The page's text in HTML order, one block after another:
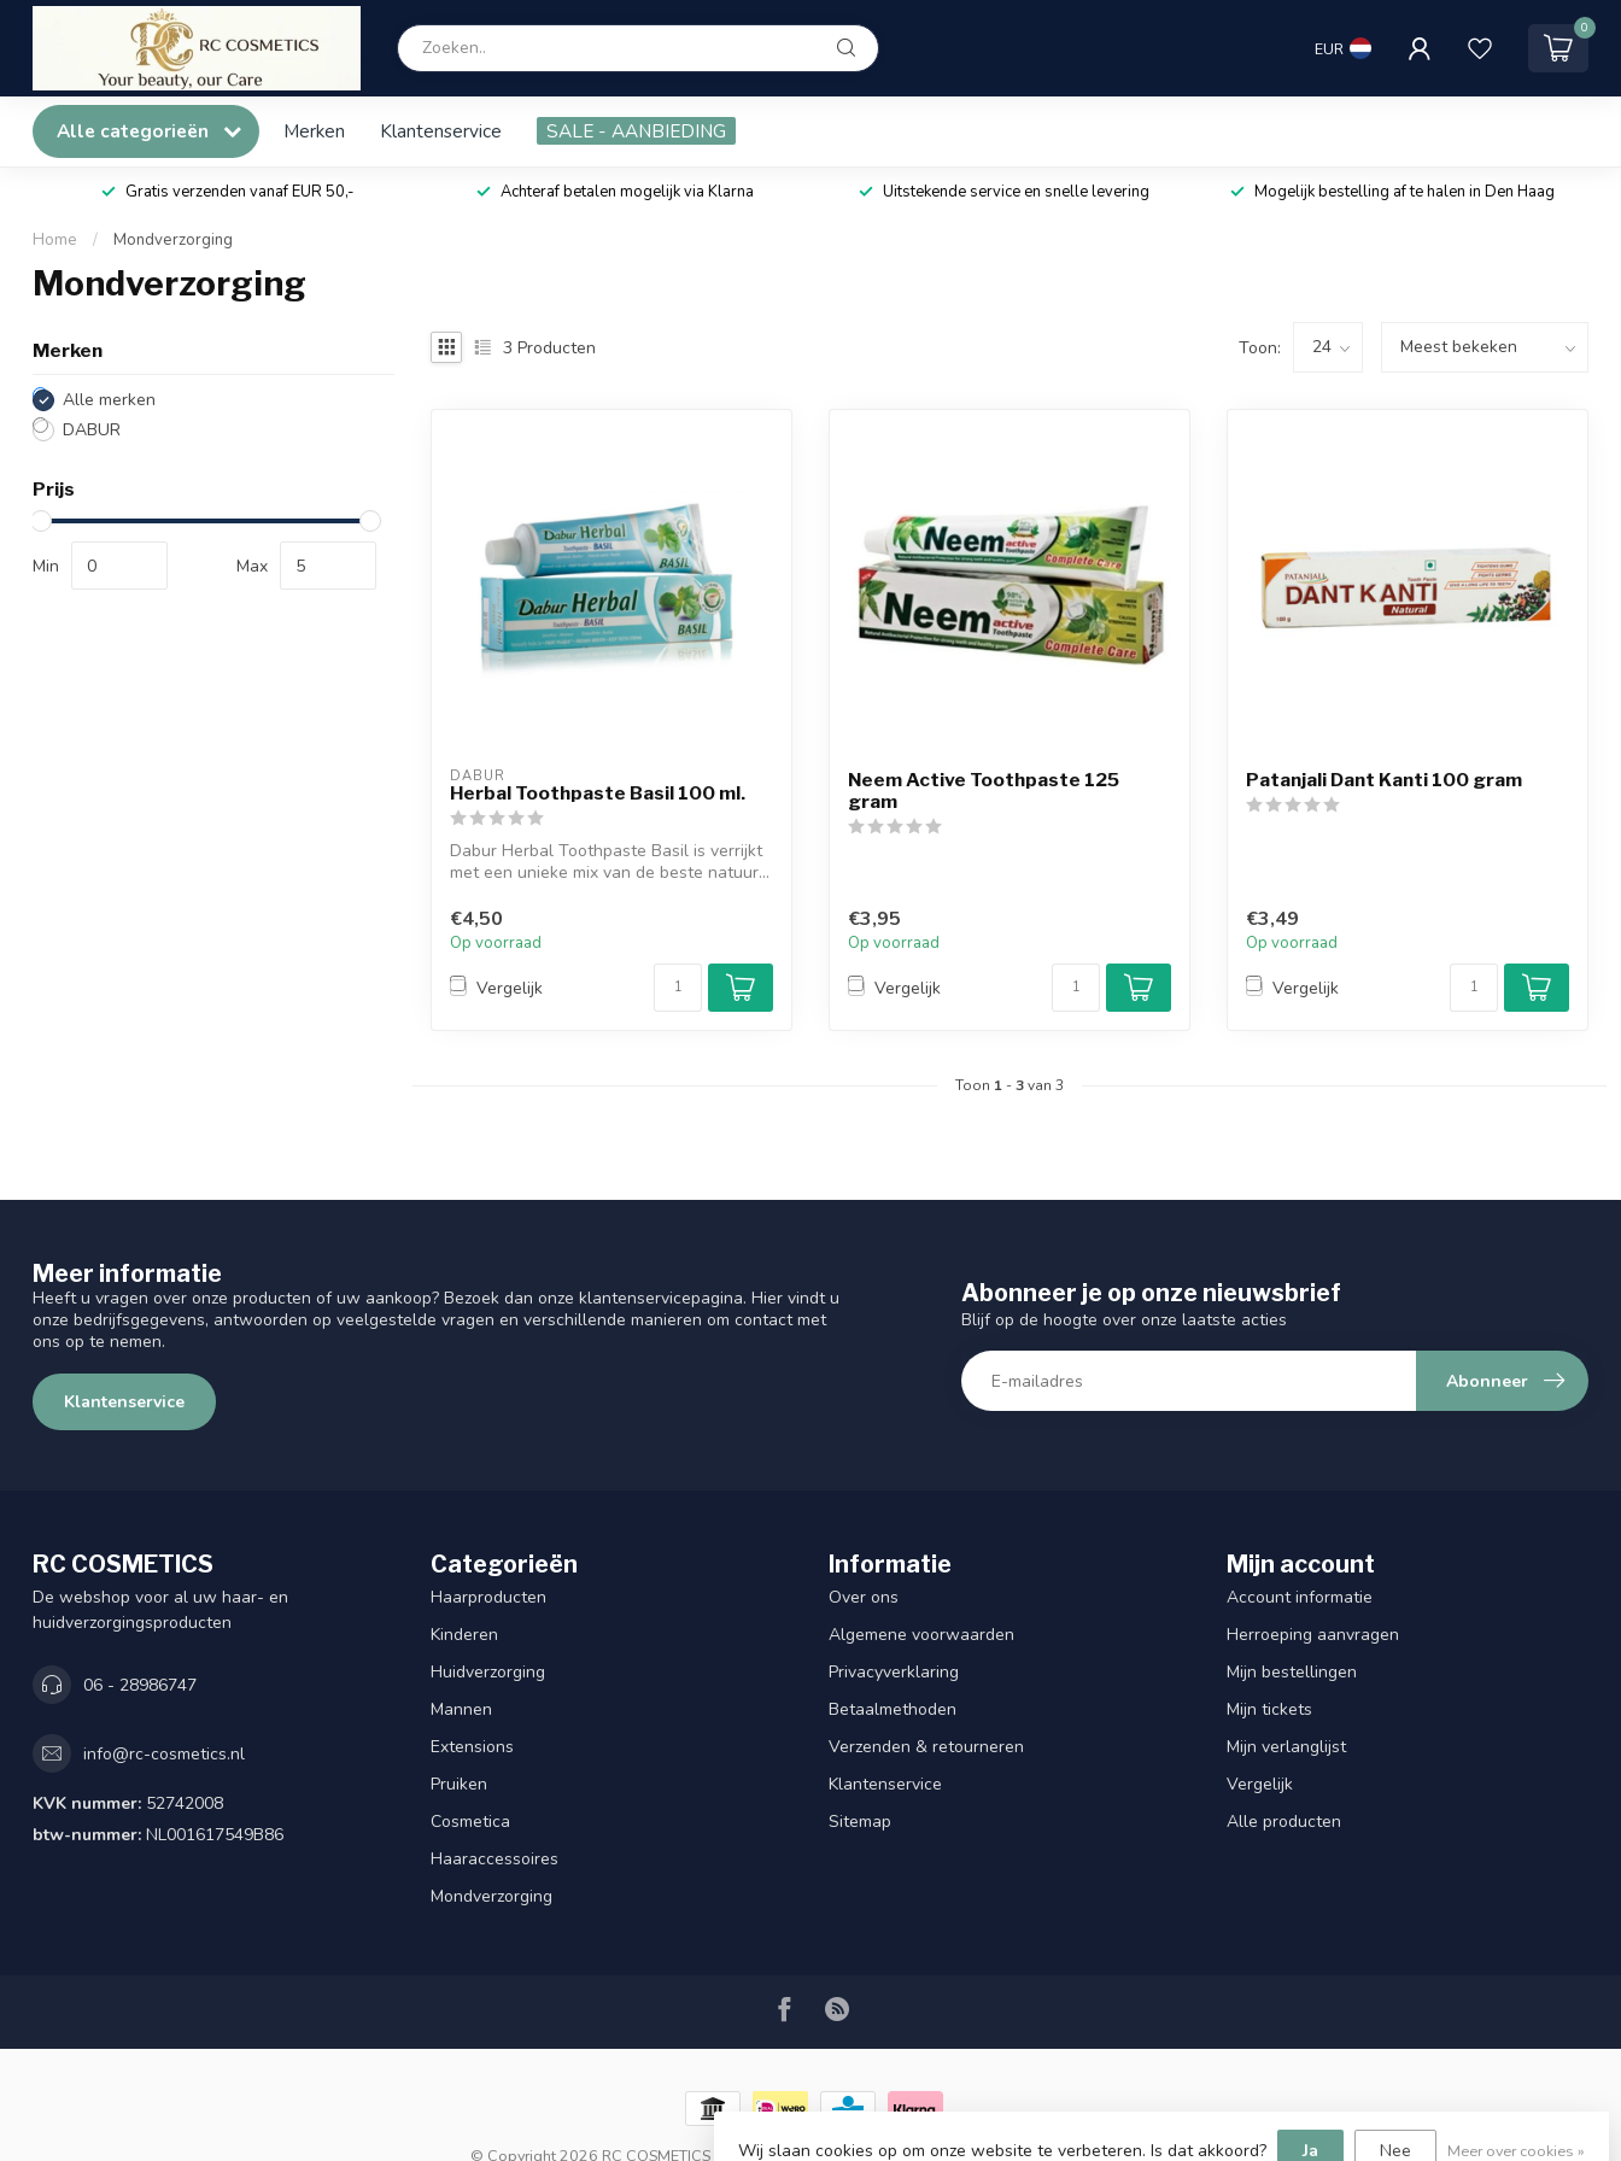
EUR
0
Alle categorieën Merken Klantenservice SALE - AANBIEDING
Gratis verzenden vanaf EUR 50,- Achteraf betalen mogelijk via Klarna Uitstekende service en snelle levering Mogelijk bestelling af te halen in Den Haag
Home / Mondverzorging
Mondverzorging
Merken
Alle merken
DABUR
Prijs
Min Max
3 Producten Toon:
DABUR
Herbal Toothpaste Basil 100 ml.
Dabur Herbal Toothpaste Basil is verrijkt
met een unieke mix van de beste natuur...
€4,50
Op voorraad
Vergelijk
Neem Active Toothpaste 125
gram
€3,95
Op voorraad
Vergelijk
Patanjali Dant Kanti 100 gram
€3,49
Op voorraad
Vergelijk
Toon 1 -3van 3
Meer informatie
Heeft u vragen over onze producten of uw aankoop? Bezoek dan onze klantenservicepagina. Hier vindt u
onze bedrijfsgegevens, antwoorden op veelgestelde vragen en verschillende manieren om contact met
ons op te nemen.
Klantenservice
Abonneer je op onze nieuwsbrief
Blijf op de hoogte over onze laatste acties
Abonneer
RC COSMETICS
De webshop voor al uw haar- en
huidverzorgingsproducten
06 - 28986747
info@rc-cosmetics.nl
KVK nummer: 52742008
btw-nummer: NL001617549B86
Categorieën
Haarproducten
Kinderen
Huidverzorging
Mannen
Extensions
Pruiken
Cosmetica
Haaraccessoires
Mondverzorging
Informatie
Over ons
Algemene voorwaarden
Privacyverklaring
Betaalmethoden
Verzenden & retourneren
Klantenservice
Sitemap
Mijn account
Account informatie
Herroeping aanvragen
Mijn bestellingen
Mijn tickets
Mijn verlanglijst
Vergelijk
Alle producten
© Copyright 2026 RC COSMETICS- Powered by Lightspeed-Lightspeed design byDyvelopment
Wij slaan cookies op om onze website te verbeteren. Is dat akkoord? Ja Nee Meer over cookies »